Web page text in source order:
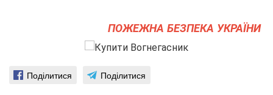
ПОЖЕЖНА БЕЗПЕКА УКРАЇНИ
Поділитися Поділитися